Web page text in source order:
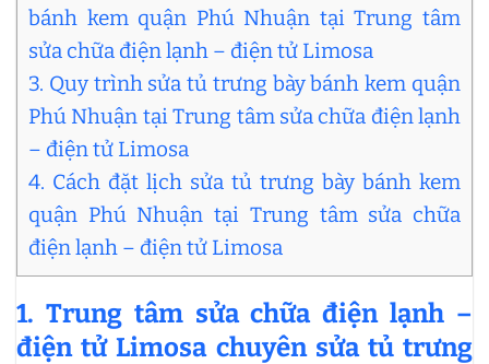
bánh kem quận Phú Nhuận tại Trung tâm
sửa chữa điện lạnh – điện tử Limosa
3. Quy trình sửa tủ trưng bày bánh kem quận
Phú Nhuận tại Trung tâm sửa chữa điện lạnh
– điện tử Limosa
4. Cách đặt lịch sửa tủ trưng bày bánh kem
quận Phú Nhuận tại Trung tâm sửa chữa
điện lạnh – điện tử Limosa
1. Trung tâm sửa chữa điện lạnh –
điện tử Limosa chuyên sửa tủ trưng